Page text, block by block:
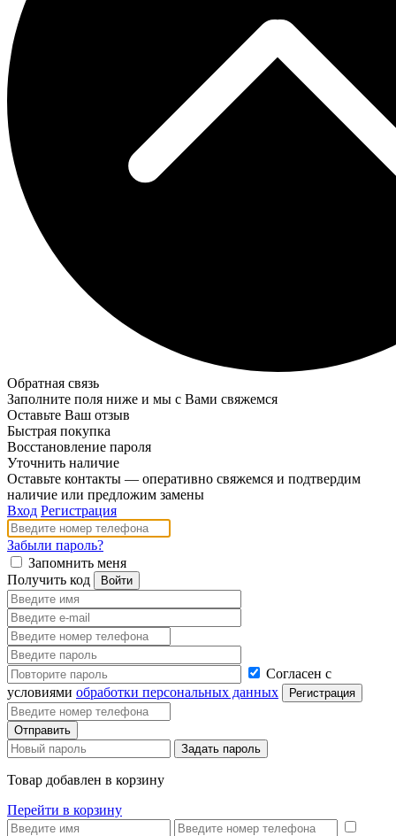
Обратная связь
Заполните поля ниже и мы с Вами свяжемся
Оставьте Ваш отзыв
Быстрая покупка
Восстановление пароля
Уточнить наличие
Оставьте контакты — оперативно свяжемся и подтвердим
наличие или предложим замены
Вход Регистрация
Забыли пароль?
Запомнить меня
Получить код
Согласен с
условиями обработки персональных данных
Товар добавлен в корзину
Перейти в корзину